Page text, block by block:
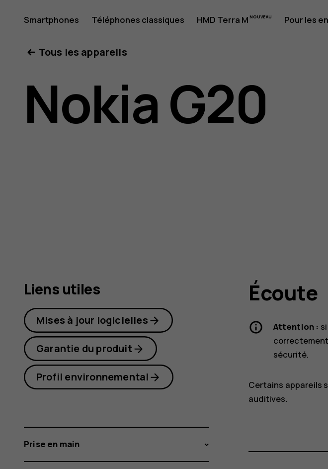
Guide
de
l'utilisateur
Smartphones Téléphones classiques HMD Terra M Pour les
Tous les appareils
Nokia G20
Écoute
Attention :
sécurité.
Certains appareils
auditives.
Liens utiles
Mises à jour logicielles
Garantie du produit
Profil environnemental
Prise en main